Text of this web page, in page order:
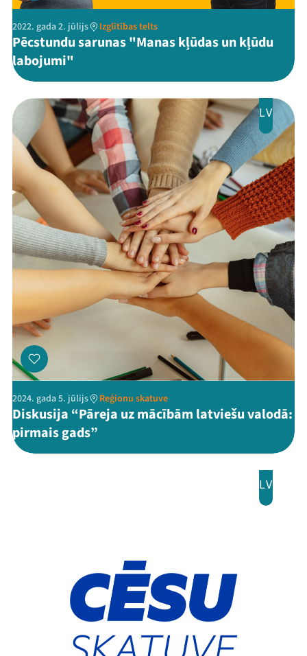
Mana programma
2022. gada 2. jūlijs Izglītības telts
Pēcstundu sarunas "Manas kļūdas un kļūdu
labojumi"
LV
2024. gada 5. jūlijs Reģionu skatuve
Diskusija “Pāreja uz mācībām latviešu valodā:
pirmais gads”
LV